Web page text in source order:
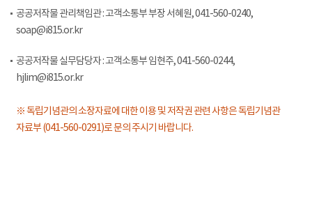
공공저작물 관리책임관 : 고객소통부 부장 서혜원, 041-560-0240,
soap@i815.or.kr
공공저작물 실무담당자 : 고객소통부 임현주, 041-560-0244,
hjlim@i815.or.kr
※ 독립기념관의 소장자료에 대한 이용 및 저작권 관련 사항은 독립기념관
자료부 (041-560-0291)로 문의 주시기 바랍니다.